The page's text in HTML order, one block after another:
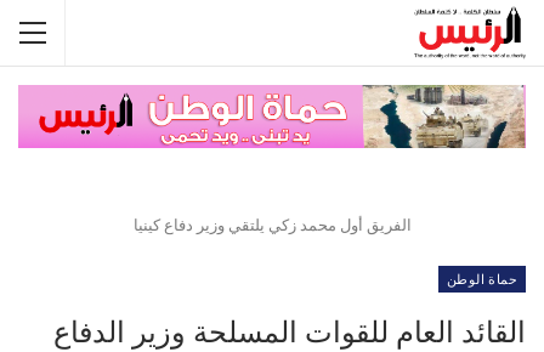
الفريق أول محمد زكي يلتقي وزير دفاع كينيا
حماة الوطن
القائد العام للقوات المسلحة وزير الدفاع